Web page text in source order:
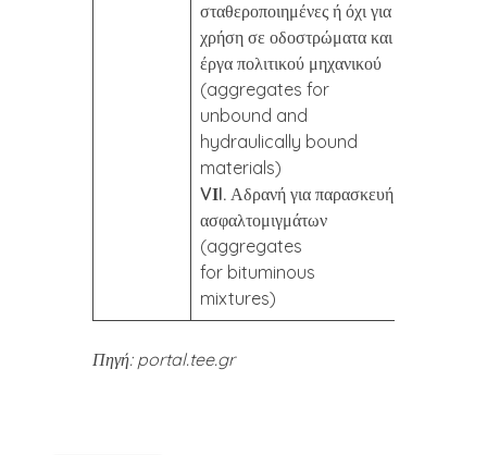
σταθεροποιημένες ή όχι για
χρήση σε οδοστρώματα και
έργα πολιτικού μηχανικού
(aggregates for
unbound and
hydraulically bound
materials)
VΙI. Αδρανή για παρασκευή
ασφαλτομιγμάτων
(aggregates
for bituminous
mixtures)
Πηγή: portal.tee.gr